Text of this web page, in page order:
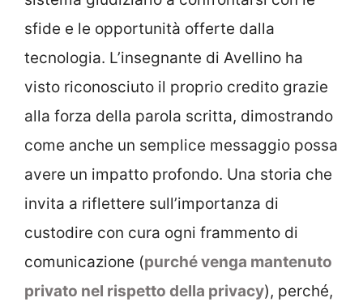
sfide e le opportunità offerte dalla
tecnologia. L’insegnante di Avellino ha
visto riconosciuto il proprio credito grazie
alla forza della parola scritta, dimostrando
come anche un semplice messaggio possa
avere un impatto profondo. Una storia che
invita a riflettere sull’importanza di
custodire con cura ogni frammento di
comunicazione (purché venga mantenuto
privato nel rispetto della privacy), perché,